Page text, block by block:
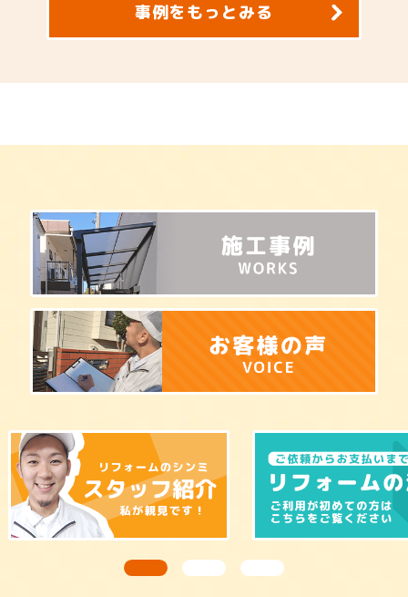
を長期間美しく保つ「美観」と、大切
なお住まいを強固に守る「保護」の両
まいを創出。地元・春日部の街並みに
ザイン性のどちらも妥協したくないお
客様にぜひご覧いただきたい、職人の
こだわりが詰まった施工事例です。
の寿命
ある色
たり紫
事例をもっとみる